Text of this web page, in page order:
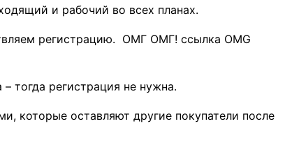
и рабочий во всех планах.
регистрацию. ОМГ ОМГ! ссылка OMG
тогда регистрация не нужна.
которые оставляют другие покупатели после